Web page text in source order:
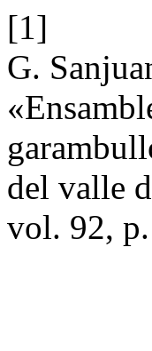
[1]
G.
del valle
vol. 92,